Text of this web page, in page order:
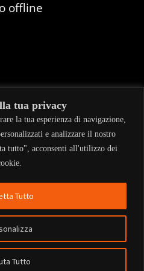
tua privacy
la tua esperienza di navigazione,
e analizzare il nostro
tutto", acconsenti all'utilizzo dei
Tutto
Tutto